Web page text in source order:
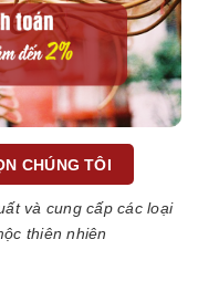
CHÚNG TÔI
và cung cấp các loại
thiên nhiên